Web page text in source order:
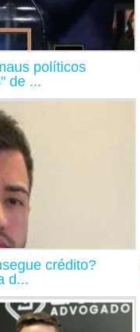
políticos
de ...
crédito?
d...